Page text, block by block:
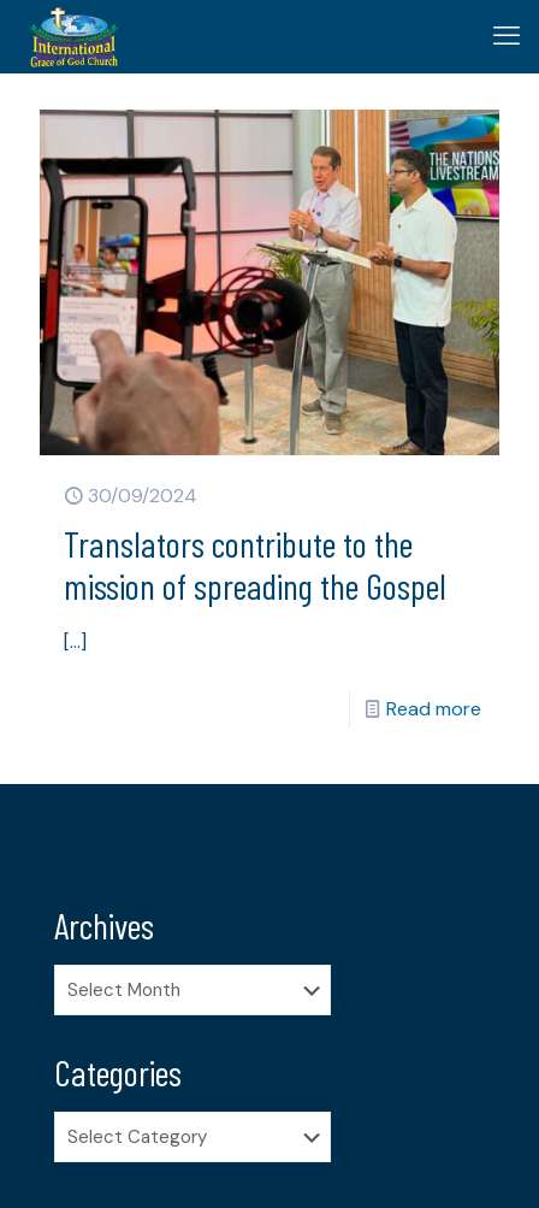
30/09/2024
Translators contribute to the
mission of spreading the Gospel
[…]
Read more
Archives
Archives
Categories
Categories